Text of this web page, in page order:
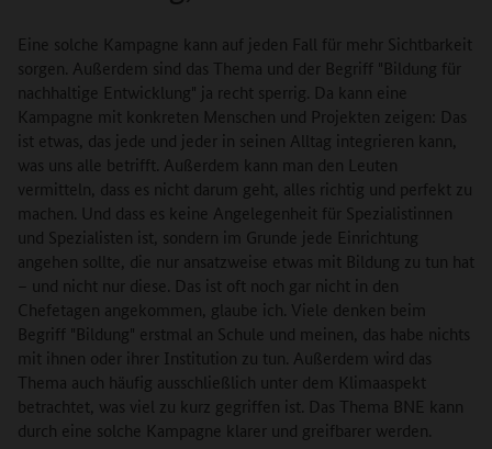
Eine solche Kampagne kann auf jeden Fall für mehr Sichtbarkeit
sorgen. Außerdem sind das Thema und der Begriff "Bildung für
nachhaltige Entwicklung" ja recht sperrig. Da kann eine
Kampagne mit konkreten Menschen und Projekten zeigen: Das
ist etwas, das jede und jeder in seinen Alltag integrieren kann,
was uns alle betrifft. Außerdem kann man den Leuten
vermitteln, dass es nicht darum geht, alles richtig und perfekt zu
machen. Und dass es keine Angelegenheit für Spezialistinnen
und Spezialisten ist, sondern im Grunde jede Einrichtung
angehen sollte, die nur ansatzweise etwas mit Bildung zu tun hat
– und nicht nur diese. Das ist oft noch gar nicht in den
Chefetagen angekommen, glaube ich. Viele denken beim
Begriff "Bildung" erstmal an Schule und meinen, das habe nichts
mit ihnen oder ihrer Institution zu tun. Außerdem wird das
Thema auch häufig ausschließlich unter dem Klimaaspekt
betrachtet, was viel zu kurz gegriffen ist. Das Thema BNE kann
durch eine solche Kampagne klarer und greifbarer werden.